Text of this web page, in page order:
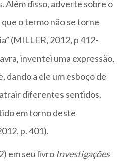
Além disso, adverte sobre o
o termo não se torne
(MILLER, 2012, p 412-
inventei uma expressão,
a ele um esboço de
diferentes sentidos,
em torno deste
p. 401).
em seu livro Investigações